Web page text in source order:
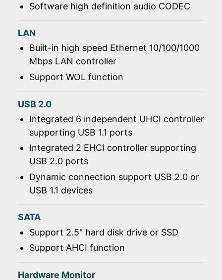
Software high definition audio CODEC
LAN
Built-in high speed Ethernet 10/100/1000
Mbps LAN controller
Support WOL function
USB 2.0
Integrated 6 independent UHCI controller
supporting USB 1.1 ports
Integrated 2 EHCI controller supporting
USB 2.0 ports
Dynamic connection support USB 2.0 or
USB 1.1 devices
SATA
Support 2.5" hard disk drive or SSD
Support AHCI function
Hardware Monitor